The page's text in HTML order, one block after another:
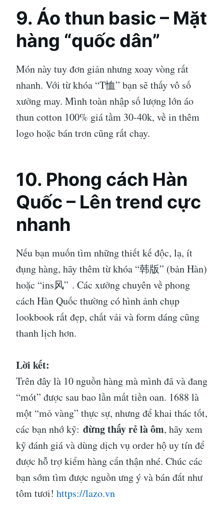
9. Áo thun basic – Mặt
hàng “quốc dân”
Món này tuy đơn giản nhưng xoay vòng rất
nhanh. Với từ khóa “T恤” bạn sẽ thấy vô số
xưởng may. Mình toàn nhập số lượng lớn áo
thun cotton 100% giá tầm 30-40k, về in thêm
logo hoặc bán trơn cũng rất chạy.
10. Phong cách Hàn
Quốc – Lên trend cực
nhanh
Nếu bạn muốn tìm những thiết kế độc, lạ, ít
đụng hàng, hãy thêm từ khóa “韩版” (bản Hàn)
hoặc “ins风” . Các xưởng chuyên về phong
cách Hàn Quốc thường có hình ảnh chụp
lookbook rất đẹp, chất vải và form dáng cũng
thanh lịch hơn.
Lời kết:
Trên đây là 10 nguồn hàng mà mình đã và đang
“mót” được sau bao lần mất tiền oan. 1688 là
một “mỏ vàng” thực sự, nhưng để khai thác tốt,
các bạn nhớ kỹ: đừng thấy rẻ là ôm, hãy xem
kỹ đánh giá và dùng dịch vụ order hộ uy tín để
được hỗ trợ kiểm hàng cẩn thận nhé. Chúc các
bạn sớm tìm được nguồn ưng ý và bán đắt như
tôm tươi! https://lazo.vn